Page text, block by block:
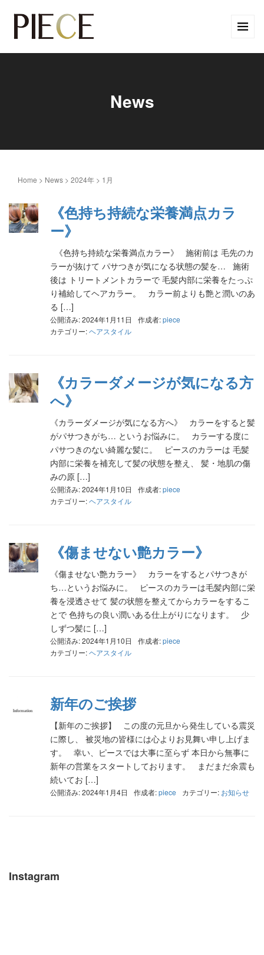
News
Home > News > 2024年 > 1月
《色持ち持続な栄養満点カラ
ー》
《色持ち持続な栄養満点カラー》 施術前は 毛先のカ
ラーが抜けて パサつきが気になる状態の髪を… 施術
後は トリートメントカラーで 毛髪内部に栄養をたっぷ
り補給してヘアカラー。 カラー前よりも艶と潤いのあ
る […]
公開済み: 2024年1月11日 作成者:piece
カテゴリー:ヘアスタイル
《カラーダメージが気になる方
へ》
《カラーダメージが気になる方へ》 カラーをすると髪
がパサつきがち… というお悩みに。 カラーする度に
パサつきのない綺麗な髪に。 ピースのカラーは 毛髪
内部に栄養を補充して髪の状態を整え、 髪・地肌の傷
みの原 […]
公開済み: 2024年1月10日 作成者:piece
カテゴリー:ヘアスタイル
《傷ませない艶カラー》
《傷ませない艶カラー》 カラーをするとパサつきが
ち…というお悩みに。 ピースのカラーは毛髪内部に栄
養を浸透させて 髪の状態を整えてからカラーをするこ
とで 色持ちの良い潤いある仕上がりになります。 少
しずつ髪に […]
公開済み: 2024年1月10日 作成者:piece
カテゴリー:ヘアスタイル
新年のご挨拶
【新年のご挨拶】 この度の元旦から発生している震災
に際し、 被災地の皆様には心よりお見舞い申し上げま
す。 幸い、ピースでは大事に至らず 本日から無事に
新年の営業をスタートしております。 まだまだ余震も
続いてお […]
公開済み: 2024年1月4日 作成者:piece カテゴリー: お知らせ
Instagram